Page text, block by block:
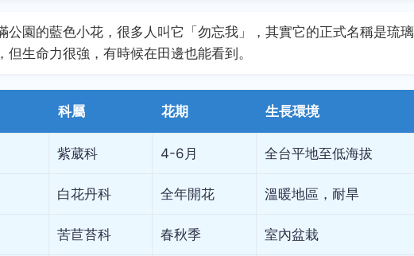
公園的藍色小花，很多人叫它「勿忘我」，其實它的正式名稱是琉璃
生命力很強，有時候在田邊也能看到。
科屬 花期 生長環境
紫葳科 4-6月 全台平地至低海拔
白花丹科 全年開花 溫暖地區，耐旱
苦苣苔科 春秋季 室內盆栽